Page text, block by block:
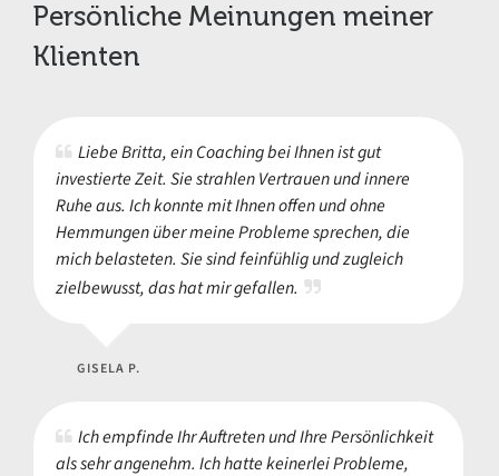
Persönliche Meinungen meiner
Klienten
Liebe Britta, ein Coaching bei Ihnen ist gut
investierte Zeit. Sie strahlen Vertrauen und innere
Ruhe aus. Ich konnte mit Ihnen offen und ohne
Hemmungen über meine Probleme sprechen, die
mich belasteten. Sie sind feinfühlig und zugleich
zielbewusst, das hat mir gefallen.
GISELA P.
Ich empfinde Ihr Auftreten und Ihre Persönlichkeit
als sehr angenehm. Ich hatte keinerlei Probleme,